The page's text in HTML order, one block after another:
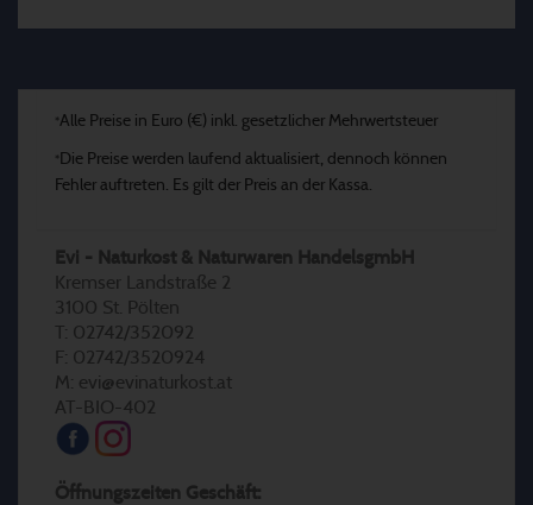
* Alle Preise in Euro (€) inkl. gesetzlicher Mehrwertsteuer
* Die Preise werden laufend aktualisiert, dennoch können
Fehler auftreten. Es gilt der Preis an der Kassa.
Evi - Naturkost & Naturwaren HandelsgmbH
Kremser Landstraße 2
3100 St. Pölten
T: 02742/352092
F: 02742/3520924
M: evi@evinaturkost.at
AT-BIO-402
Öffnungszeiten Geschäft: